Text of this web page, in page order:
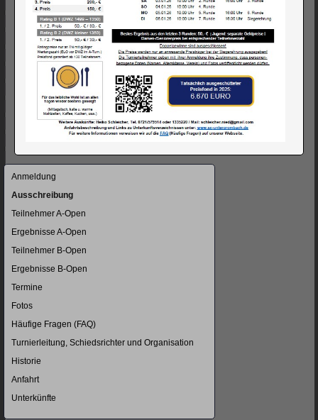
Navigation
Anmeldung
Ausschreibung
Teilnehmer A-Open
Ergebnisse A-Open
Teilnehmer B-Open
Ergebnisse B-Open
Termine
Fotos
Häufige Fragen (FAQ)
Turnierleitung, Schiedsrichter und Organisation
Historie
Anfahrt
Unterkünfte